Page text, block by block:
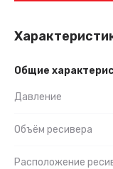
Общие
Давление
Объём ресивера
Расположение